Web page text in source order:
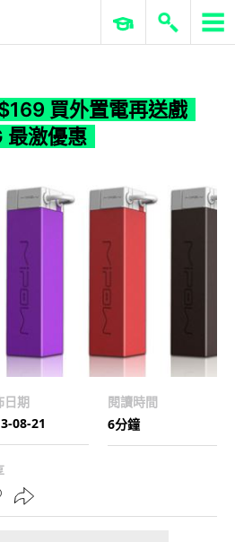
ERP 與商業 AI
買外置電再送戲
最激優惠
日期
08-21
閱讀時間
6分鐘